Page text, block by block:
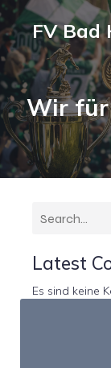
FV Bad
Wir für
Latest
Es sind keine